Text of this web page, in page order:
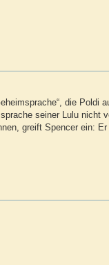
die Poldi
seiner Lulu nicht
greift Spencer ein: